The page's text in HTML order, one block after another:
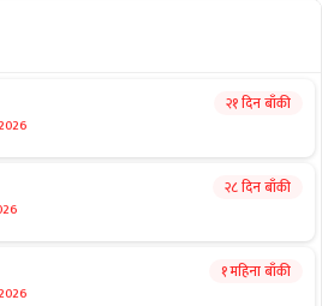
२१ दिन बाँकी
२८ दिन बाँकी
१ महिना बाँकी